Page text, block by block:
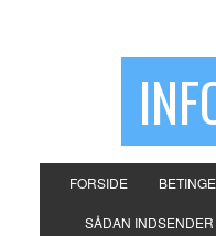
FORSIDE
SÅDAN INDSENDER